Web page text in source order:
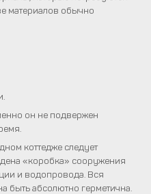
материалов обычно
он не подвержен
коттедже следует
«коробка» сооружения
и водопровода. Вся
быть абсолютно герметична.